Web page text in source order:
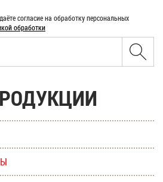
согласие на обработку персональных
обработки